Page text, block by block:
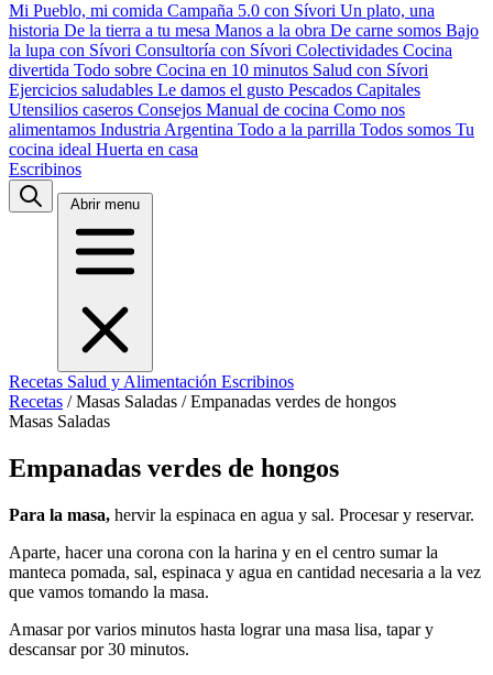
Mi Pueblo, mi comida Campaña 5.0 con Sívori Un plato, una
historia De la tierra a tu mesa Manos a la obra De carne somos Bajo
la lupa con Sívori Consultoría con Sívori Colectividades Cocina
divertida Todo sobre Cocina en 10 minutos Salud con Sívori
Ejercicios saludables Le damos el gusto Pescados Capitales
Utensilios caseros Consejos Manual de cocina Como nos
alimentamos Industria Argentina Todo a la parrilla Todos somos Tu
cocina ideal Huerta en casa
Escribinos
Abrir menu
Recetas Salud y Alimentación Escribinos
Recetas / Masas Saladas / Empanadas verdes de hongos
Masas Saladas
Empanadas verdes de hongos
Para la masa, hervir la espinaca en agua y sal. Procesar y reservar.
Aparte, hacer una corona con la harina y en el centro sumar la
manteca pomada, sal, espinaca y agua en cantidad necesaria a la vez
que vamos tomando la masa.
Amasar por varios minutos hasta lograr una masa lisa, tapar y
descansar por 30 minutos.